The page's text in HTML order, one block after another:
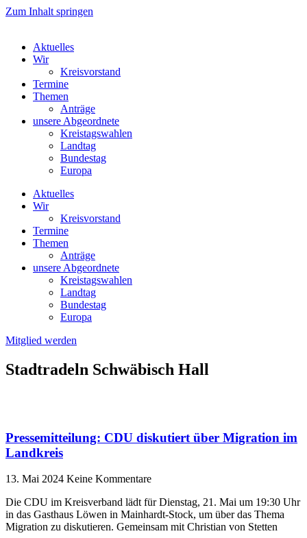
Zum Inhalt springen
Aktuelles
Wir
Kreisvorstand
Termine
Themen
Anträge
unsere Abgeordnete
Kreistagswahlen
Landtag
Bundestag
Europa
Aktuelles
Wir
Kreisvorstand
Termine
Themen
Anträge
unsere Abgeordnete
Kreistagswahlen
Landtag
Bundestag
Europa
Mitglied werden
Stadtradeln Schwäbisch Hall
Pressemitteilung: CDU diskutiert über Migration im
Landkreis
13. Mai 2024 Keine Kommentare
Die CDU im Kreisverband lädt für Dienstag, 21. Mai um 19:30 Uhr
in das Gasthaus Löwen in Mainhardt-Stock, um über das Thema
Migration zu diskutieren. Gemeinsam mit Christian von Stetten